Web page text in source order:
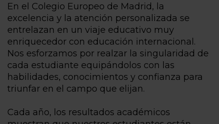
En el Colegio Europeo de Madrid, la
excelencia y la atención personalizada se
entrelazan en un viaje educativo muy
enriquecedor con educación internacional.
Nos esforzamos por realzar la singularidad de
cada estudiante equipándolos con las
habilidades, conocimientos y confianza para
triunfar en el campo que elijan.
Cada año, los resultados académicos